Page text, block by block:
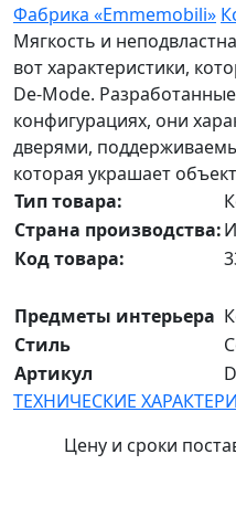
Фабрика «Emmemobili»
Мягкость и
вот характеристики,
De-Mode.
конфигурациях, они
дверями,
которая украшает
Тип товара:
Страна производства:
Код товара:
Предметы интерьера
Стиль
Артикул
ТЕХНИЧЕСКИЕ
Цену и сроки